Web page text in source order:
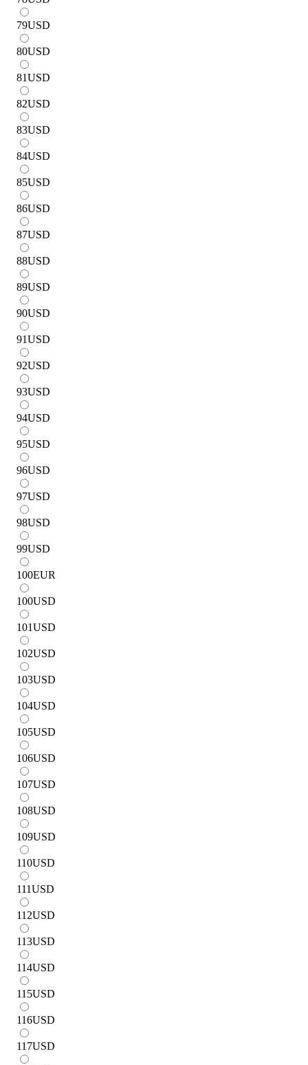
79USD
80USD
81USD
82USD
83USD
84USD
85USD
86USD
87USD
88USD
89USD
90USD
91USD
92USD
93USD
94USD
95USD
96USD
97USD
98USD
99USD
100EUR
100USD
101USD
102USD
103USD
104USD
105USD
106USD
107USD
108USD
109USD
110USD
111USD
112USD
113USD
114USD
115USD
116USD
117USD